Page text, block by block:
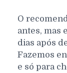
O
antes, mas
dias após
Fazemos
e só para